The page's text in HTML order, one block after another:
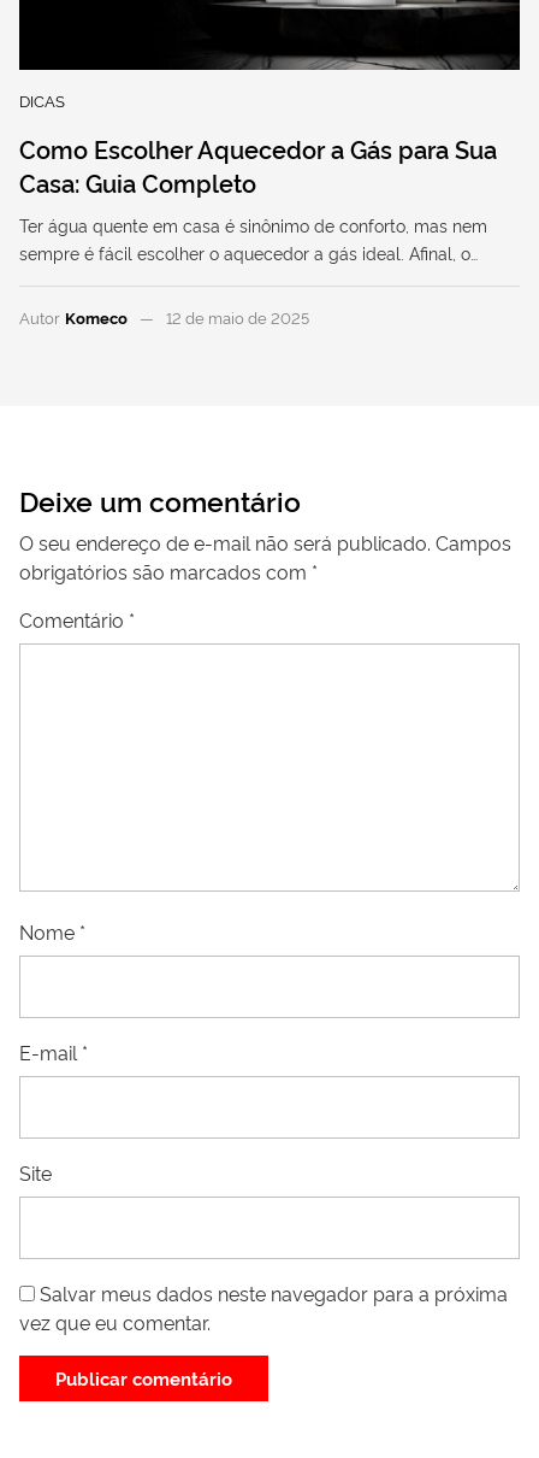
DICAS
Como Escolher Aquecedor a Gás para Sua
Casa: Guia Completo
Ter água quente em casa é sinônimo de conforto, mas nem
sempre é fácil escolher o aquecedor a gás ideal. Afinal, o…
Autor Komeco 12 de maio de 2025
Deixe um comentário
O seu endereço de e-mail não será publicado. Campos
obrigatórios são marcados com *
Comentário *
Nome *
E-mail *
Site
Salvar meus dados neste navegador para a próxima
vez que eu comentar.